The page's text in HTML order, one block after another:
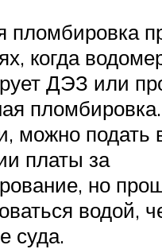
пломбировка
когда
ДЭЗ или
можно подать
платы за
но
водой,
суда.